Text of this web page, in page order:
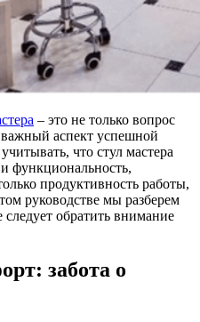
– это не только вопрос
аспект успешной
что стул мастера
функциональность,
продуктивность работы,
руководстве мы разберем
обратить внимание
забота о